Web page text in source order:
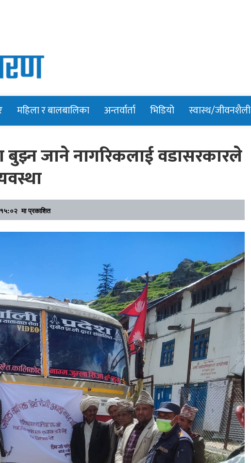
महिला र बालबालिका अन्तर्वार्ता भिडियो स्वास्थ/जीवनशैली
बुझ्न जाने नागरिकलाई वडासरकारले
मा प्रकाशित